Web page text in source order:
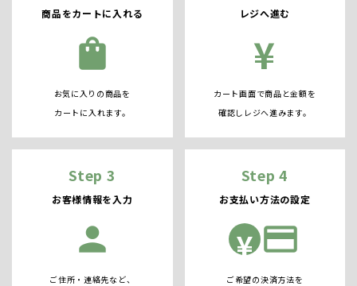
商品をカートに入れる
shopping_bag
お気に入りの商品を
カートに入れます。
レジへ進む
¥
カート画面で商品と金額を
確認しレジへ進みます。
Step 3
お客様情報を入力
person
ご住所・連絡先など、
Step 4
お支払い方法の設定
¥ credit_card
ご希望の決済方法を